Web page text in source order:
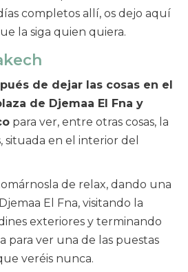
completos allí, os dejo aquí
la siga quien quiera.
de dejar las cosas en el
de Djemaa El Fna y
para ver, entre otras cosas, la
situada en el interior del
de relax, dando una
El Fna, visitando la
exteriores y terminando
para ver una de las puestas
veréis nunca.